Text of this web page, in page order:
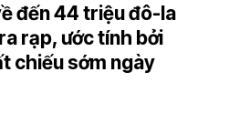
đến 44 triệu đô-la
rạp, ước tính bởi
chiếu sớm ngày